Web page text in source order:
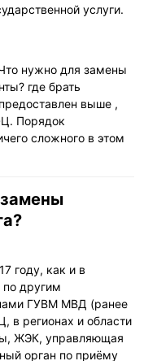
услуги.
нужно для замены
где брать
выше ,
Порядок
сложного в этом
году, как и в
другим
ГУВМ МВД (ранее
в регионах и области
ЖЭК, управляющая
орган по приёму